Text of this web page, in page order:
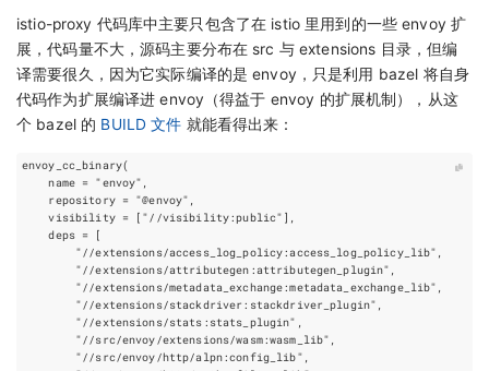
istio-proxy 代码库中主要只包含了在 istio 里用到的一些 envoy 扩
展，代码量不大，源码主要分布在 src 与 extensions 目录，但编
译需要很久，因为它实际编译的是 envoy，只是利用 bazel 将自身
代码作为扩展编译进 envoy（得益于 envoy 的扩展机制），从这
个 bazel 的 BUILD 文件 就能看得出来：